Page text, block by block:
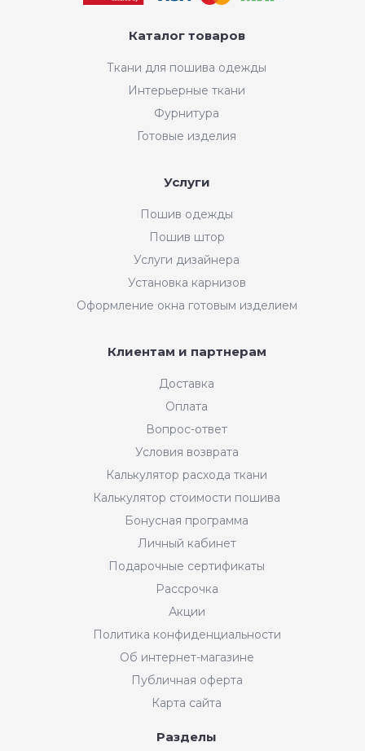
Каталог товаров
Ткани для пошива одежды
Интерьерные ткани
Фурнитура
Готовые изделия
Услуги
Пошив одежды
Пошив штор
Услуги дизайнера
Установка карнизов
Оформление окна готовым изделием
Клиентам и партнерам
Доставка
Оплата
Вопрос-ответ
Условия возврата
Калькулятор расхода ткани
Калькулятор стоимости пошива
Бонусная программа
Личный кабинет
Подарочные сертификаты
Рассрочка
Акции
Политика конфиденциальности
Об интернет-магазине
Публичная оферта
Карта сайта
Разделы